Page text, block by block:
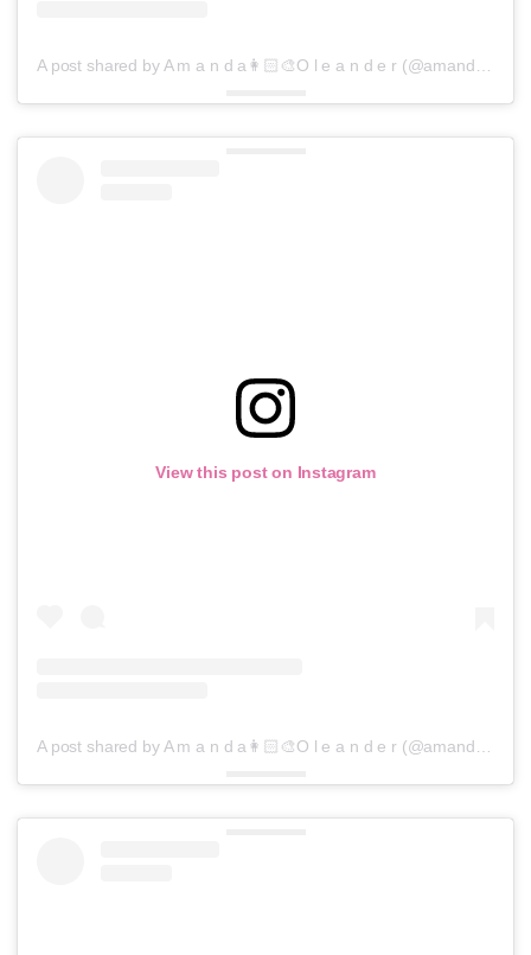
A post shared by A m a n d a👩🏻‍🎨O l e a n d e r (@amandaoleander)
View this post on Instagram